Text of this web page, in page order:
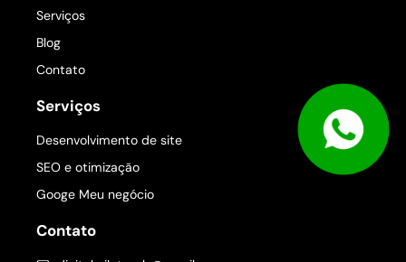
Serviços
Blog
Contato
Serviços
Desenvolvimento de site
SEO e otimização
Googe Meu negócio
Contato